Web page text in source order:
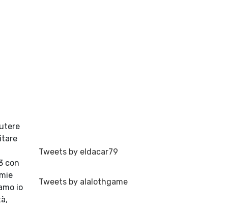
con
io
Tweets by eldacar79
Tweets by alalothgame